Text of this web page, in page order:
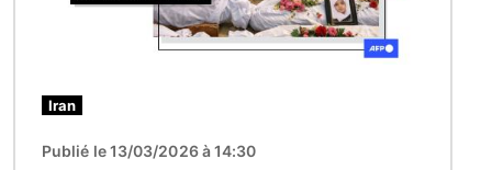
Iran
Publié le 13/03/2026 à 14:30